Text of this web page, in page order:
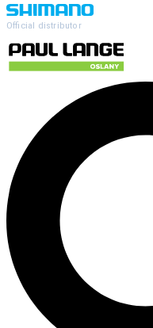
Official distributor